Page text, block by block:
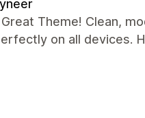
Great Theme!
on all devices.